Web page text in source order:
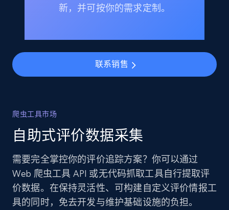
新，并可按你的需求定制。
联系销售
爬虫工具市场
自助式评价数据采集
需要完全掌控你的评价追踪方案？你可以通过
Web 爬虫工具 API 或无代码抓取工具自行提取评
价数据。在保持灵活性、可构建自定义评价情报工
具的同时，免去开发与维护基础设施的负担。